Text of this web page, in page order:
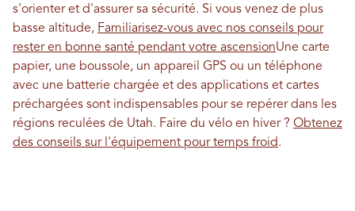
s'orienter et d'assurer sa sécurité. Si vous venez de plus
basse altitude, Familiarisez-vous avec nos conseils pour
rester en bonne santé pendant votre ascensionUne carte
papier, une boussole, un appareil GPS ou un téléphone
avec une batterie chargée et des applications et cartes
préchargées sont indispensables pour se repérer dans les
régions reculées de Utah. Faire du vélo en hiver ? Obtenez
des conseils sur l'équipement pour temps froid.